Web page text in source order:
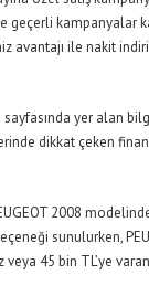
geçerli kampanyalar
avantajı ile nakit
sayfasında yer alan
dikkat çeken
2008
sunulurken,
45 bin TL’ye